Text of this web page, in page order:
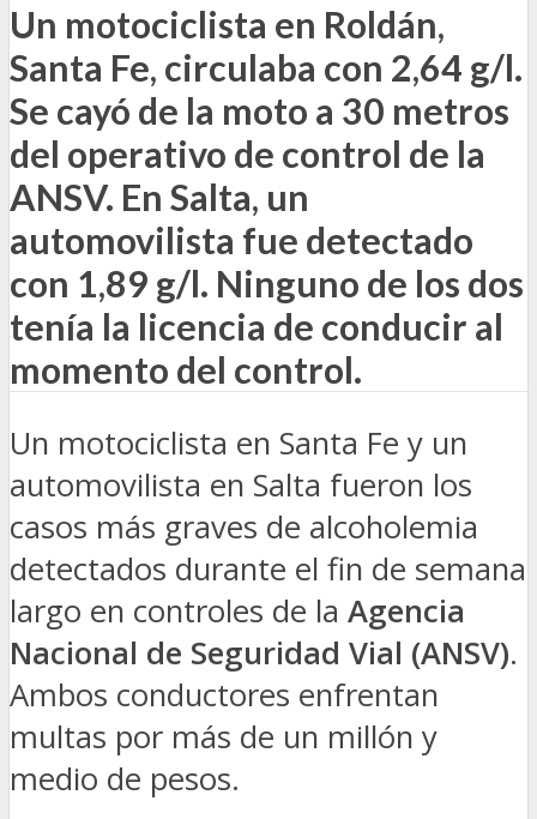
Un motociclista en Roldán,
Santa Fe, circulaba con 2,64 g/l.
Se cayó de la moto a 30 metros
del operativo de control de la
ANSV. En Salta, un
automovilista fue detectado
con 1,89 g/l. Ninguno de los dos
tenía la licencia de conducir al
momento del control.
Un motociclista en Santa Fe y un
automovilista en Salta fueron los
casos más graves de alcoholemia
detectados durante el fin de semana
largo en controles de la Agencia
Nacional de Seguridad Vial (ANSV).
Ambos conductores enfrentan
multas por más de un millón y
medio de pesos.